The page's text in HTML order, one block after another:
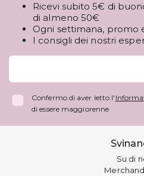
Ricevi subito 5€ di
di almeno 50€
Ogni settimana, promo
I consigli dei nostri
Confermo di aver letto l'
di essere maggiorenne
Su di